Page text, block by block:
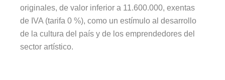
originales, de valor inferior a 11.600.000, exentas
de IVA (tarifa 0 %), como un estímulo al desarrollo
de la cultura del país y de los emprendedores del
sector artístico.